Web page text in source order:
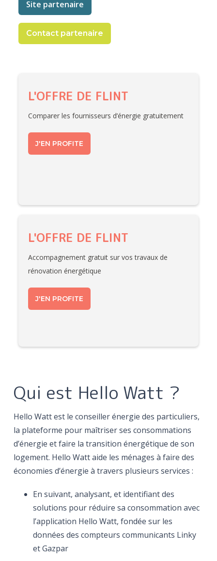
Site partenaire
Contact partenaire
L'OFFRE DE FLINT
Comparer les fournisseurs d’énergie gratuitement
J'EN PROFITE
L'OFFRE DE FLINT
Accompagnement gratuit sur vos travaux de
rénovation énergétique
J'EN PROFITE
Qui est Hello Watt ?
Hello Watt est le conseiller énergie des particuliers,
la plateforme pour maîtriser ses consommations
d’énergie et faire la transition énergétique de son
logement. Hello Watt aide les ménages à faire des
économies d’énergie à travers plusieurs services :
En suivant, analysant, et identifiant des
solutions pour réduire sa consommation avec
l’application Hello Watt, fondée sur les
données des compteurs communicants Linky
et Gazpar